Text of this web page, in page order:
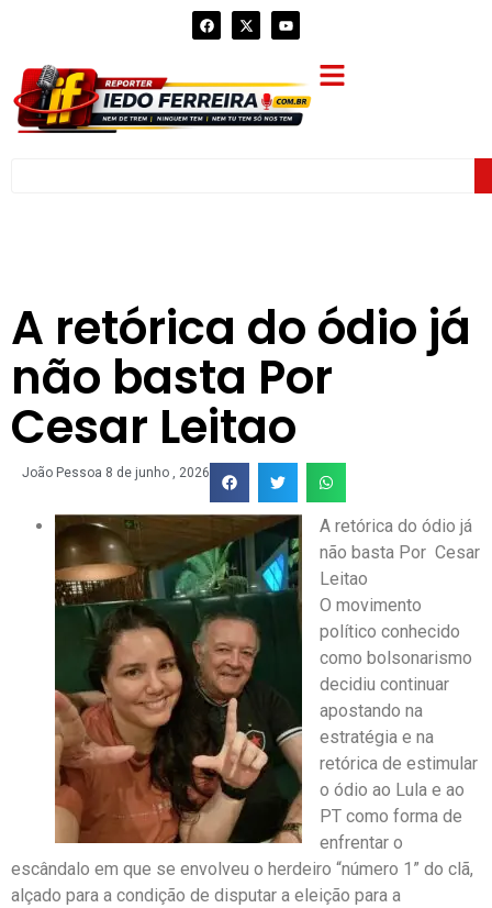
A retórica do ódio já
não basta Por
Cesar Leitao
João Pessoa 8 de junho , 2026
A retórica do ódio já
não basta Por Cesar
Leitao
​O movimento
político conhecido
como bolsonarismo
decidiu continuar
apostando na
estratégia e na
retórica de estimular
o ódio ao Lula e ao
PT como forma de
enfrentar o
escândalo em que se envolveu o herdeiro “número 1” do clã,
alçado para a condição de disputar a eleição para a